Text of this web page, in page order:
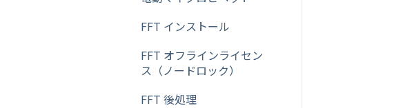
その他【ACアダプター】
その他【マニュアル】
タ】
FFT インストール
FFT オフラインライセン
ス（ノードロック）
FFT 後処理